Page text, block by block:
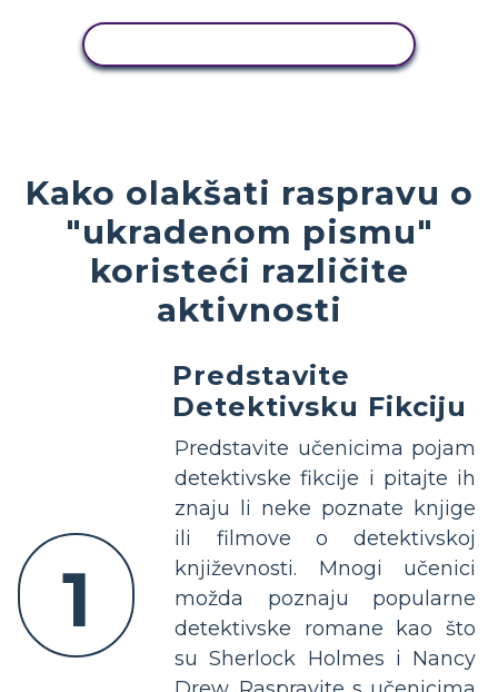
Kako olakšati raspravu o
"ukradenom pismu"
koristeći različite
aktivnosti
1
Predstavite
Detektivsku Fikciju
Predstavite učenicima pojam
detektivske fikcije i pitajte ih
znaju li neke poznate knjige
ili filmove o detektivskoj
književnosti. Mnogi učenici
možda poznaju popularne
detektivske romane kao što
su Sherlock Holmes i Nancy